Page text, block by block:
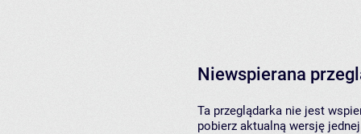
Niewspierana
Ta przeglądarka nie jest
pobierz aktualną wersję